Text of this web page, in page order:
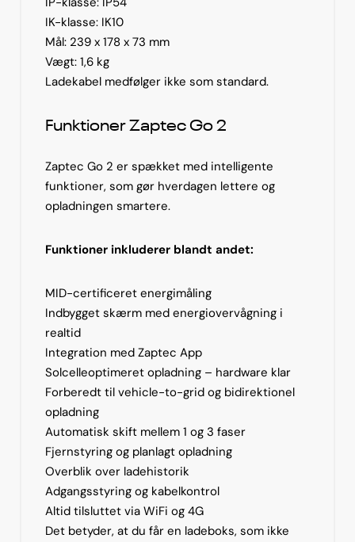
IK-klasse: IK10
Mål: 239 x 178 x 73 mm
Vægt: 1,6 kg
Ladekabel medfølger ikke som standard.
Funktioner Zaptec Go 2
Zaptec Go 2 er spækket med intelligente
funktioner, som gør hverdagen lettere og
opladningen smartere.
Funktioner inkluderer blandt andet:
MID-certificeret energimåling
Indbygget skærm med energiovervågning i
realtid
Integration med Zaptec App
Solcelleoptimeret opladning – hardware klar
Forberedt til vehicle-to-grid og bidirektionel
opladning
Automatisk skift mellem 1 og 3 faser
Fjernstyring og planlagt opladning
Overblik over ladehistorik
Adgangsstyring og kabelkontrol
Altid tilsluttet via WiFi og 4G
Det betyder, at du får en ladeboks, som ikke